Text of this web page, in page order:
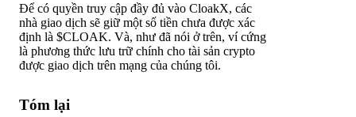
Để có quyền truy cập đầy đủ vào CloakX, các
nhà giao dịch sẽ giữ một số tiền chưa được xác
định là $CLOAK. Và, như đã nói ở trên, ví cứng
là phương thức lưu trữ chính cho tài sản crypto
được giao dịch trên mạng của chúng tôi.
Tóm lại